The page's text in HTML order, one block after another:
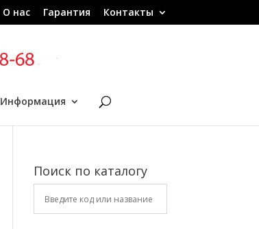
О нас Гарантия Контакты
Информация
Поиск по каталогу